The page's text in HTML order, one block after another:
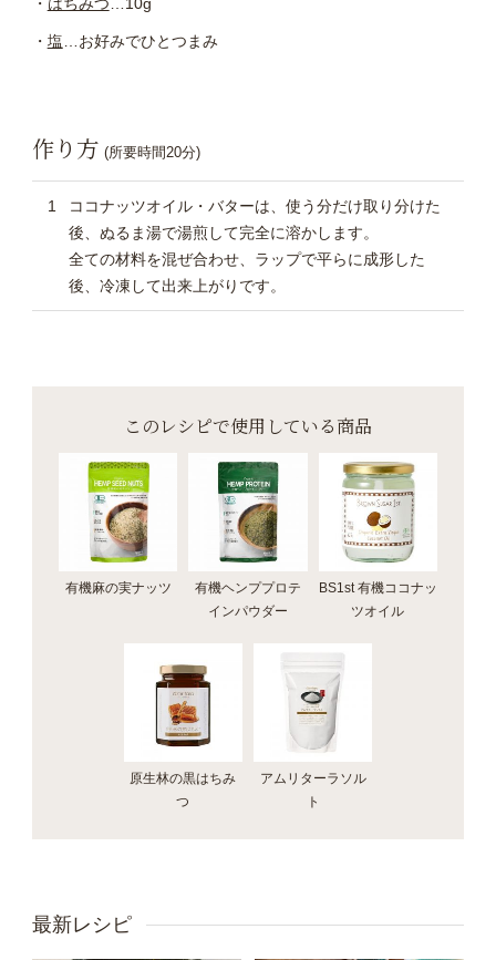
塩 …お好みでひとつまみ
作り方 (所要時間20分)
ココナッツオイル・バターは、使う分だけ取り分けた
後、ぬるま湯で湯煎して完全に溶かします。
全ての材料を混ぜ合わせ、ラップで平らに成形した
後、冷凍して出来上がりです。
このレシピで使用している商品
有機麻の実ナッツ
有機ヘンププロテ
インパウダー
BS1st 有機ココナッ
ツオイル
原生林の黒はちみ
つ
アムリターラソル
ト
最新レシピ